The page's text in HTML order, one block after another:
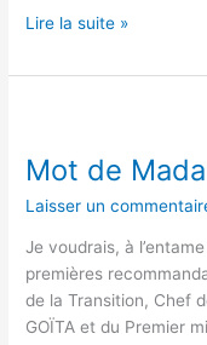
le
n°2025-
relatif
la
dissolution
des
partis
politiques
Lire la suite »
Mot de
Laisser un
Je voudrais, à
premières
de la Transition, Chef
GOÏTA et du Premier
Madame
Ministre